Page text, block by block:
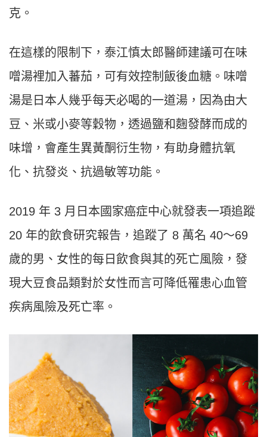
克。
在這樣的限制下，泰江慎太郎醫師建議可在味
噌湯裡加入蕃茄，可有效控制飯後血糖。味噌
湯是日本人幾乎每天必喝的一道湯，因為由大
豆、米或小麥等穀物，透過鹽和麴發酵而成的
味增，會產生異黃酮衍生物，有助身體抗氧
化、抗發炎、抗過敏等功能。
2019 年 3 月日本國家癌症中心就發表一項追蹤
20 年的飲食研究報告，追蹤了 8 萬名 40～69
歲的男、女性的每日飲食與其的死亡風險，發
現大豆食品類對於女性而言可降低罹患心血管
疾病風險及死亡率。